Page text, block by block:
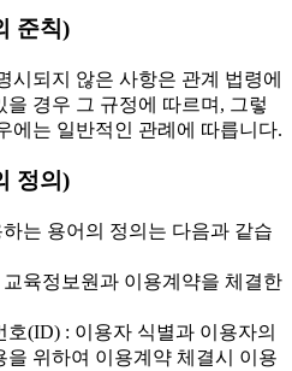
준칙)
시되지 않은 사항은 관계 법령에
을 경우 그 규정에 따르며, 그렇
에는 일반적인 관례에 따릅니다.
정의)
는 용어의 정의는 다음과 같습
육정보원과 이용계약을 체결한
(ID) : 이용자 식별과 이용자의
을 위하여 이용계약 체결시 이용